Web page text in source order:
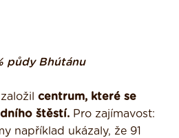
půdy Bhútánu
centrum, které se
štěstí. Pro zajímavost:
například ukázaly, že 91